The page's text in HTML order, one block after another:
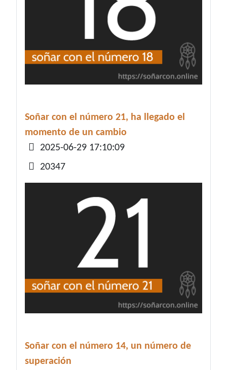
Soñar con el número 21, ha llegado el
momento de un cambio
Detalles
2025-06-29 17:10:09
20347
Soñar con el número 14, un número de
superación